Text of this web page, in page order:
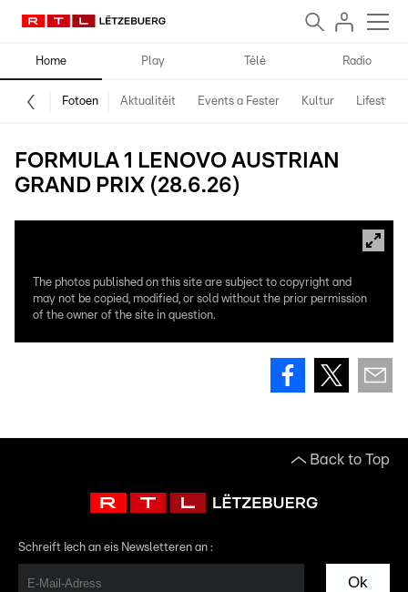
Home Play Télé Radio
Fotoen Aktualitéit Events a Fester Kultur Lifestyle
FORMULA 1 LENOVO AUSTRIAN
GRAND PRIX (28.6.26)
The photos published on this site are subject to copyright and
may not be copied, modified, or sold without the prior permission
of the owner of the site in question.
Back to Top
Schreift Iech an eis Newsletteren an :
Ok